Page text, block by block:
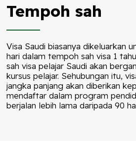
Tempoh sah
Visa Saudi biasanya dikeluarkan
hari dalam tempoh sah visa 1
sah visa pelajar Saudi akan
kursus pelajar. Sehubungan itu,
jangka panjang akan diberikan
mendaftar dalam program
berjalan lebih lama daripada 90